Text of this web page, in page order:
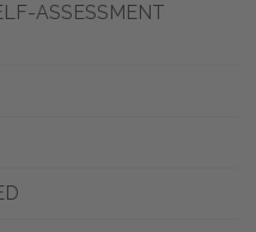
ASSESSMENT